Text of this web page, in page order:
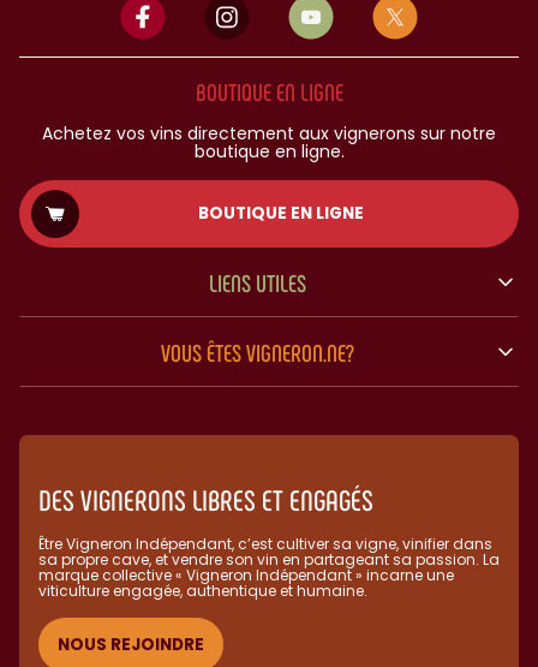
BOUTIQUE EN LIGNE
Achetez vos vins directement aux vignerons sur notre
boutique en ligne.
BOUTIQUE EN LIGNE
LIENS UTILES
VOUS ÊTES VIGNERON.NE?
DES VIGNERONS LIBRES ET ENGAGÉS
Être Vigneron Indépendant, c’est cultiver sa vigne, vinifier dans
sa propre cave, et vendre son vin en partageant sa passion. La
marque collective « Vigneron Indépendant » incarne une
viticulture engagée, authentique et humaine.​
NOUS REJOINDRE